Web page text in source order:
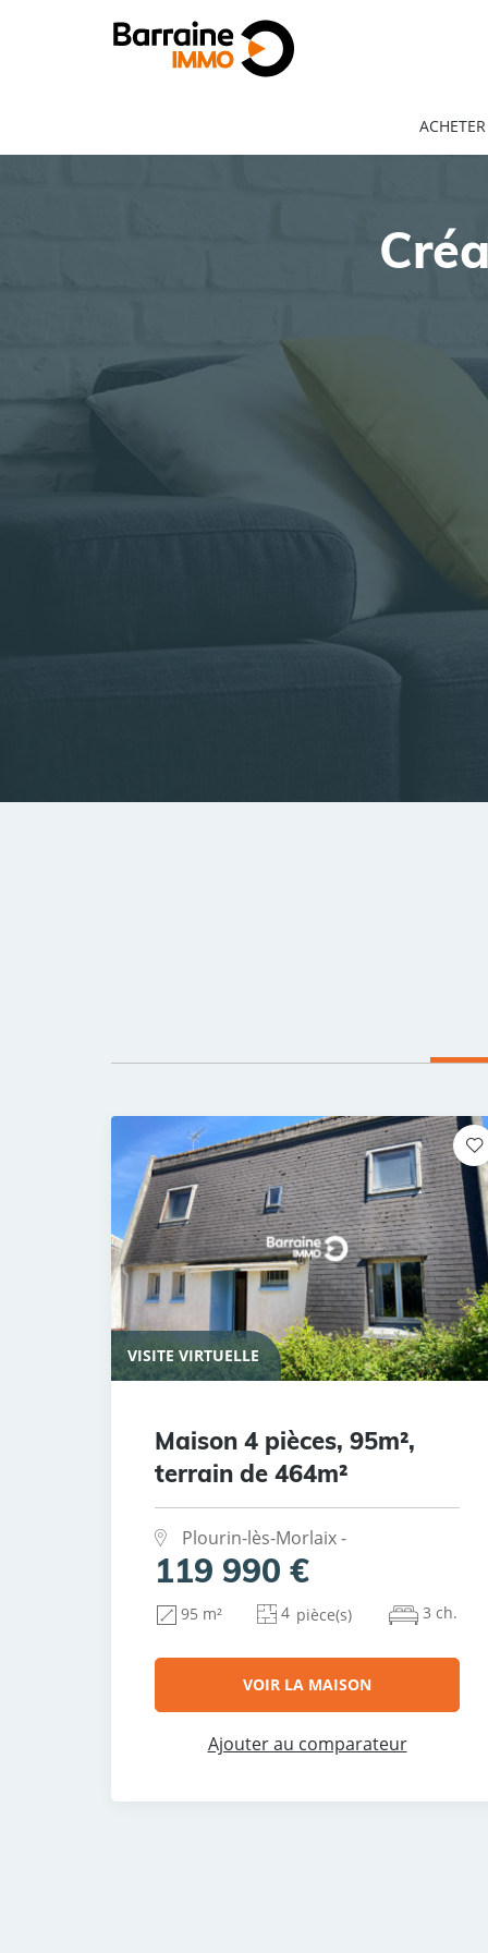
ACHETER
VISITE VIRTUELLE
Maison 4 pièces, 95m²,
terrain de 464m²
Plourin-lès-Morlaix -
119 990 €
95 m² 4 pièce(s) 3 ch.
VOIR LA MAISON
Ajouter au comparateur